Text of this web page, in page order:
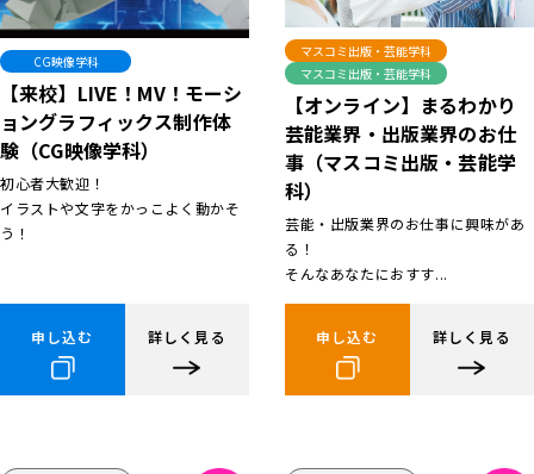
CG映像学科
【来校】LIVE！MV！モーシ
ョングラフィックス制作体
験（CG映像学科）
初心者大歓迎！
イラストや文字をかっこよく動かそ
う！
申し込む 詳しく見る
マスコミ出版・芸能学科
マスコミ出版・芸能学科
【オンライン】まるわかり
芸能業界・出版業界のお仕
事（マスコミ出版・芸能学
科）
芸能・出版業界のお仕事に興味があ
る！
そんなあなたにおすす...
申し込む 詳しく見る